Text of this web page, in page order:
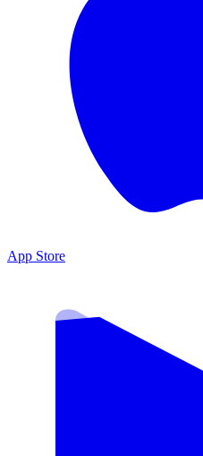
App Store